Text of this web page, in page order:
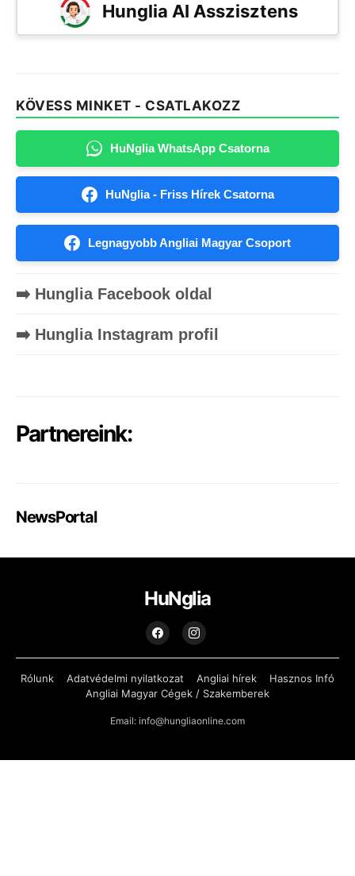
Hunglia AI Asszisztens
KÖVESS MINKET - CSATLAKOZZ
HuNglia WhatsApp Csatorna
HuNglia - Friss Hírek Csatorna
Legnagyobb Angliai Magyar Csoport
➡️ Hunglia Facebook oldal
➡️ Hunglia Instagram profil
Partnereink:
NewsPortal
HuNglia
Rólunk Adatvédelmi nyilatkozat Angliai hírek
Hasznos Infó
Angliai Magyar Cégek / Szakemberek
Email: info@hungliaonline.com